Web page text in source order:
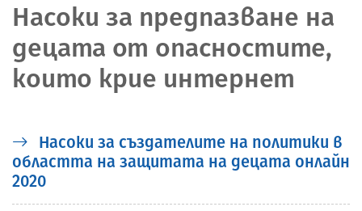
Насоки за предпазване на
децата от опасностите,
които крие интернет
Насоки за създателите на политики в
областта на защитата на децата онлайн
2020